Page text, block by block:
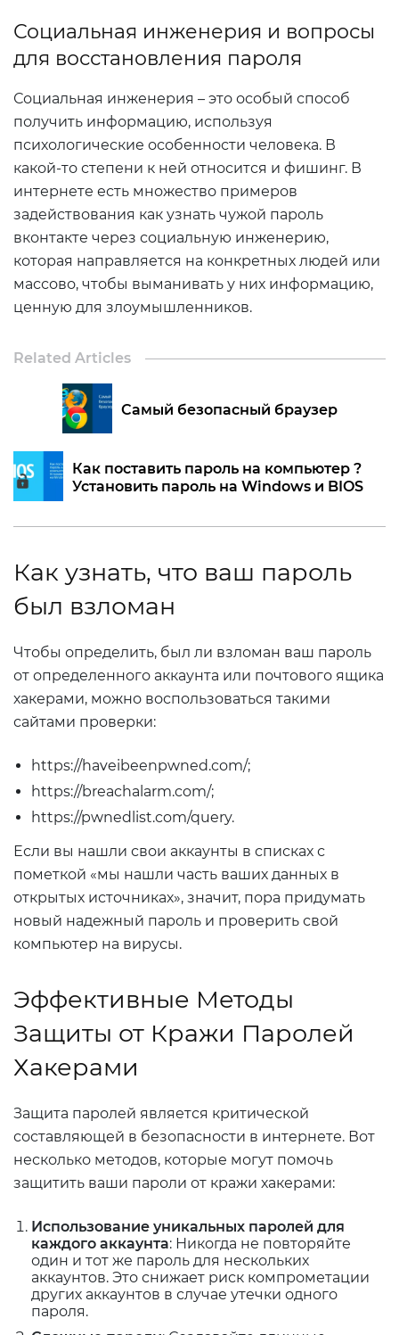
Социальная инженерия и вопросы
для восстановления пароля
Социальная инженерия – это особый способ
получить информацию, используя
психологические особенности человека. В
какой-то степени к ней относится и фишинг. В
интернете есть множество примеров
задействования как узнать чужой пароль
вконтакте через социальную инженерию,
которая направляется на конкретных людей или
массово, чтобы выманивать у них информацию,
ценную для злоумышленников.
Related Articles
Самый безопасный браузер
Как поставить пароль на компьютер ?
Установить пароль на Windows и BIOS
Как узнать, что ваш пароль
был взломан
Чтобы определить, был ли взломан ваш пароль
от определенного аккаунта или почтового ящика
хакерами, можно воспользоваться такими
сайтами проверки:
https://haveibeenpwned.com/;
https://breachalarm.com/;
https://pwnedlist.com/query.
Если вы нашли свои аккаунты в списках с
пометкой «мы нашли часть ваших данных в
открытых источниках», значит, пора придумать
новый надежный пароль и проверить свой
компьютер на вирусы.
Эффективные Методы
Защиты от Кражи Паролей
Хакерами
Защита паролей является критической
составляющей в безопасности в интернете. Вот
несколько методов, которые могут помочь
защитить ваши пароли от кражи хакерами:
Использование уникальных паролей для
каждого аккаунта: Никогда не повторяйте
один и тот же пароль для нескольких
аккаунтов. Это снижает риск компрометации
других аккаунтов в случае утечки одного
пароля.